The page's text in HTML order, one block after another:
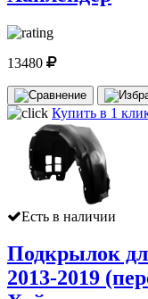
13480
Купить в 1
Есть в наличии
Подкрылок
2013-2019